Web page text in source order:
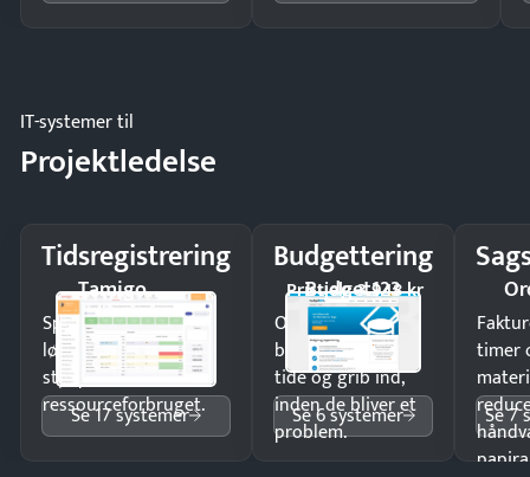
IT-systemer til
Projektledelse
Tidsregistrering
Tamigo
Spar tid på
lønberegning og få
styr på
ressourceforbruget.
Se 17 systemer
Budgettering
Budget123
Pristjek: 3.948 kr
Opdag
budgetafvigelser i
tide og grib ind,
inden de bliver et
problem.
Se 6 systemer
timer
Se 7